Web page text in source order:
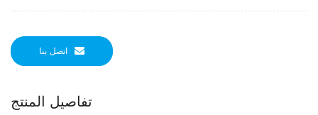
اتصل بنا
تفاصيل المنتج